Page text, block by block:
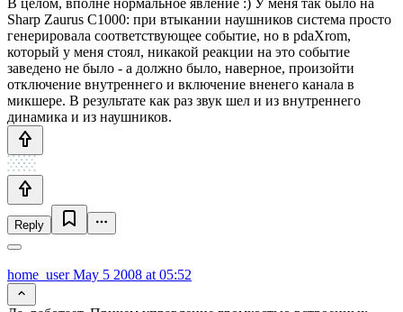
Sharp Zaurus C1000: при втыкании наушников система просто
генерировала соответствующее событие, но в pdaXrom,
который у меня стоял, никакой реакции на это событие
заведено не было - а должно было, наверное, произойти
отключение внутреннего и включение вненего канала в
микшере. В результате как раз звук шел и из внутреннего
динамика и из наушников.
Reply
home_userMay 5 2008 at 05:52